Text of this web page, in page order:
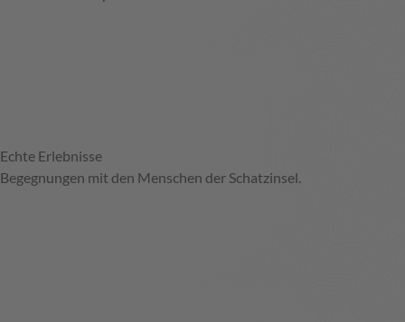
Echte Erlebnisse
Begegnungen mit den Menschen der Schatzinsel.